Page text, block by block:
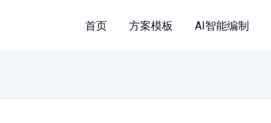
首页 方案模板 AI智能编制